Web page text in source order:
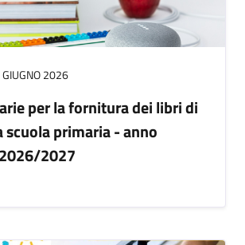
2026
per la fornitura dei libri di
scuola primaria - anno
2027